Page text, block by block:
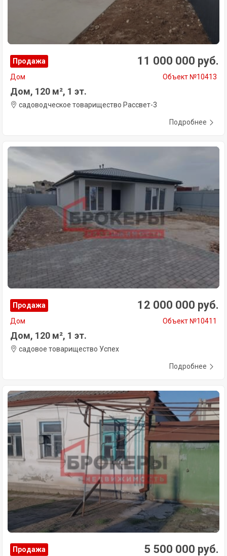
Продажа 11 000 000 руб.
Дом Объект №10413
Дом, 120 м², 1 эт.
садоводческое товарищество Рассвет-3
Подробнее
Продажа 12 000 000 руб.
Дом Объект №10411
Дом, 120 м², 1 эт.
садовое товарищество Успех
Подробнее
Продажа 5 500 000 руб.